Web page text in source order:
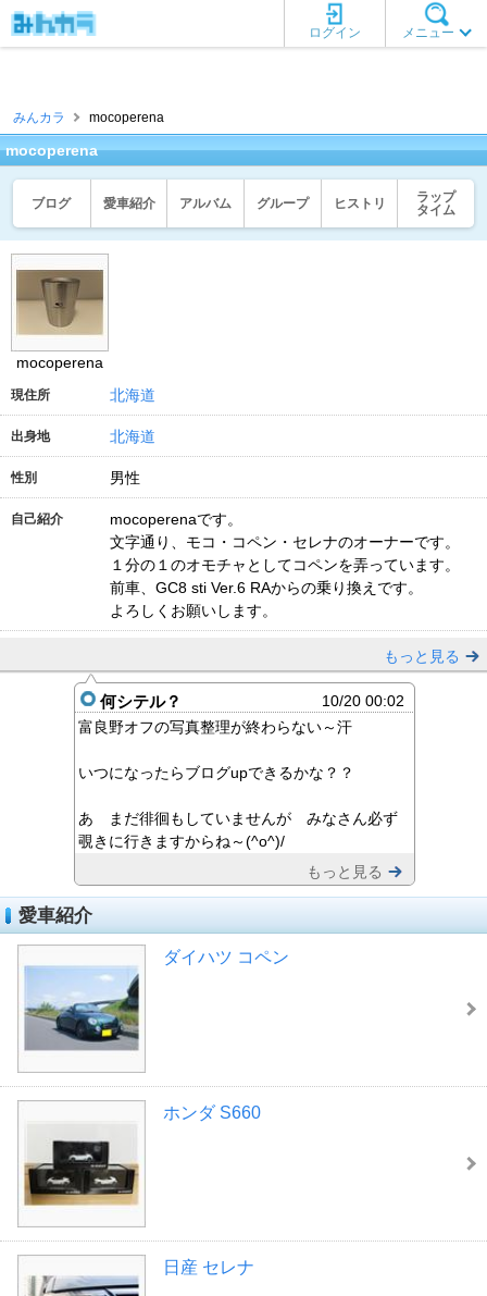
メニュー
ログイン
みんカラ mocoperena
mocoperena
ブログ 愛車紹介 アルバム グループ ヒストリ
ラップ
タイム
mocoperena
現住所 北海道
出身地 北海道
性別 男性
自己紹介
mocoperenaです。
文字通り、モコ・コペン・セレナのオーナーです。
１分の１のオモチャとしてコペンを弄っています。
前車、GC8 sti Ver.6 RAからの乗り換えです。
よろしくお願いします。
もっと見る
何シテル？
10/20 00:02
富良野オフの写真整理が終わらない～汗
いつになったらブログupできるかな？？
あ まだ徘徊もしていませんが みなさん必ず
覗きに行きますからね～(^o^)/
もっと見る
愛車紹介
ダイハツ コペン
ホンダ S660
日産 セレナ